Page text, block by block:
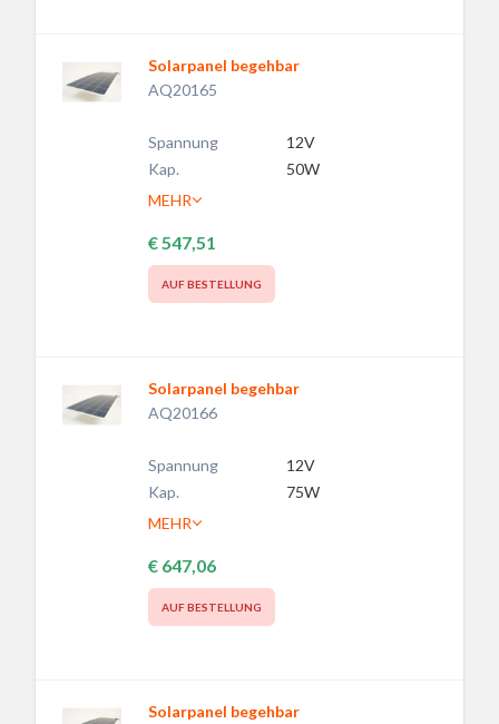
Solarpanel begehbar
AQ20165
Spannung
12V
Kap.
50W
MEHR
€ 547,51
AUF BESTELLUNG
Solarpanel begehbar
AQ20166
Spannung
12V
Kap.
75W
MEHR
€ 647,06
AUF BESTELLUNG
Solarpanel begehbar